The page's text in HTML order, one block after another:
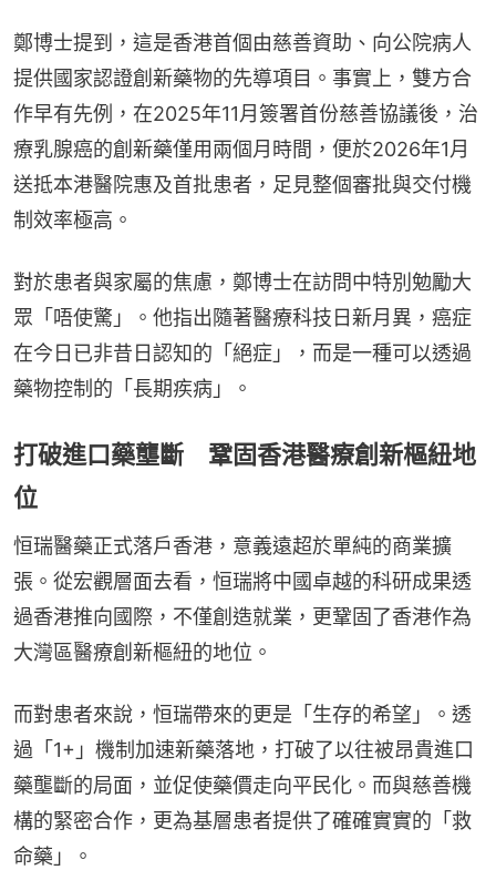
鄭博士提到，這是香港首個由慈善資助、向公院病人
提供國家認證創新藥物的先導項目。事實上，雙方合
作早有先例，在2025年11月簽署首份慈善協議後，治
療乳腺癌的創新藥僅用兩個月時間，便於2026年1月
送抵本港醫院惠及首批患者，足見整個審批與交付機
制效率極高。
對於患者與家屬的焦慮，鄭博士在訪問中特別勉勵大
眾「唔使驚」。他指出隨著醫療科技日新月異，癌症
在今日已非昔日認知的「絕症」，而是一種可以透過
藥物控制的「長期疾病」。
打破進口藥壟斷 鞏固香港醫療創新樞紐地
位
恒瑞醫藥正式落戶香港，意義遠超於單純的商業擴
張。從宏觀層面去看，恒瑞將中國卓越的科研成果透
過香港推向國際，不僅創造就業，更鞏固了香港作為
大灣區醫療創新樞紐的地位。
而對患者來說，恒瑞帶來的更是「生存的希望」。透
過「1+」機制加速新藥落地，打破了以往被昂貴進口
藥壟斷的局面，並促使藥價走向平民化。而與慈善機
構的緊密合作，更為基層患者提供了確確實實的「救
命藥」。